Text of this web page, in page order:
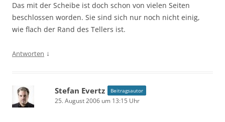
Das mit der Scheibe ist doch schon von vielen Seiten
beschlossen worden. Sie sind sich nur noch nicht einig,
wie flach der Rand des Tellers ist.
Antworten ↓
Stefan Evertz Beitragsautor
25. August 2006 um 13:15 Uhr